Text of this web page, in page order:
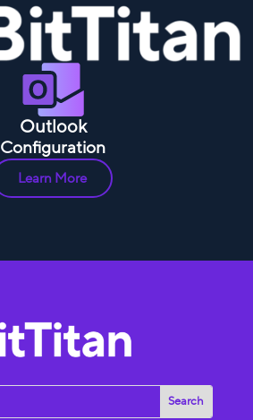
Outlook
Configuration
Learn More